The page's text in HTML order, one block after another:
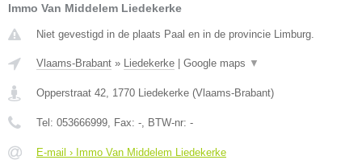
Immo Van Middelem Liedekerke
Niet gevestigd in de plaats Paal en in de provincie Limburg.
Vlaams-Brabant » Liedekerke Google maps ▼
Opperstraat 42 1770 Liedekerke (Vlaams-Brabant)
Tel: 053666999 , Fax: - , BTW-nr: -
E-mail › Immo Van Middelem Liedekerke